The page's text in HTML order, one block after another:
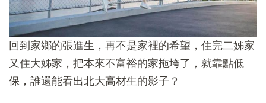
回到家鄉的張進生，再不是家裡的希望，住完二姊家
又住大姊家，把本來不富裕的家拖垮了，就靠點低
保，誰還能看出北大高材生的影子？